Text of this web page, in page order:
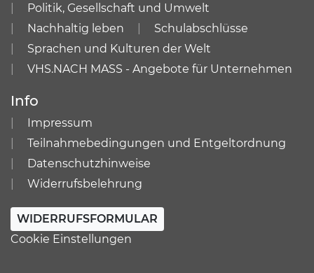
Politik, Gesellschaft und Umwelt
Nachhaltig leben
Schulabschlüsse
Sprachen und Kulturen der Welt
VHS.NACH MASS - Angebote für Unternehmen
Info
Impressum
Teilnahmebedingungen und Entgeltordnung
Datenschutzhinweise
Widerrufsbelehrung
WIDERRUFSFORMULAR
Cookie Einstellungen